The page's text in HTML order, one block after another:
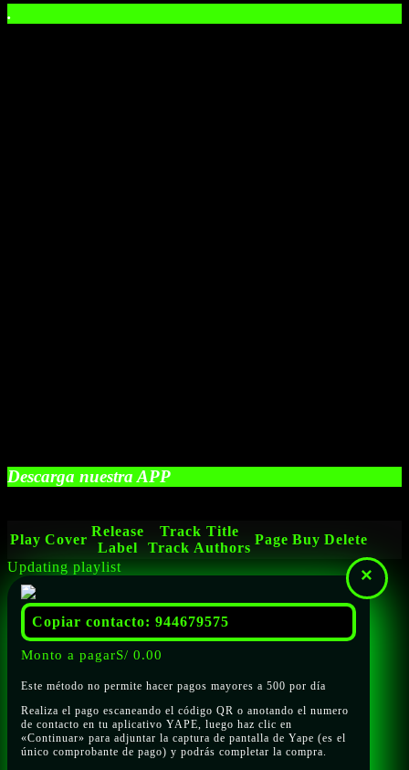
.
Descarga nuestra APP
Play Cover
Release
Label
Track Title
Track Authors
Page Buy Delete
Updating playlist
×
Copiar contacto: 944679575
Monto a pagarS/ 0.00
Este método no permite hacer pagos mayores a 500 por día
Realiza el pago escaneando el código QR o anotando el numero
de contacto en tu aplicativo YAPE, luego haz clic en
«Continuar» para adjuntar la captura de pantalla de Yape (es el
único comprobante de pago) y podrás completar la compra.